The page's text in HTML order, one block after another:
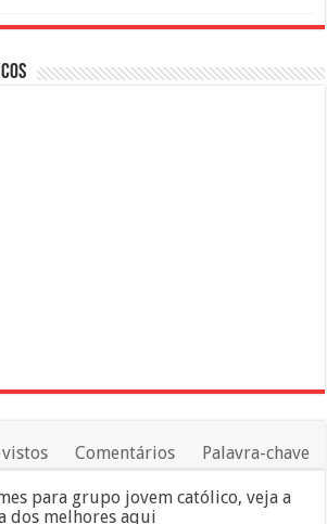
Comentários Palavra-chave
para grupo jovem católico, veja a
dos melhores aqui